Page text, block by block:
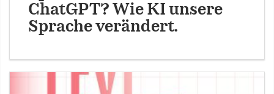
ChatGPT? Wie KI unsere
Sprache verändert.